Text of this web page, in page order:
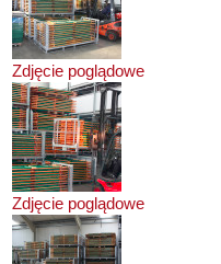
Zdjęcie poglądowe
Zdjęcie poglądowe